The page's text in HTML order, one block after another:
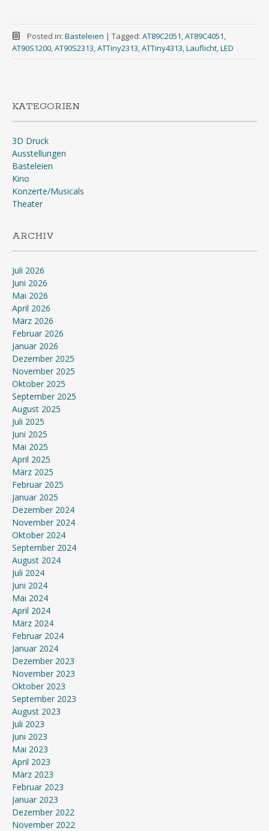
Posted in: Basteleien | Tagged: AT89C2051,AT89C4051,
AT90S1200,AT90S2313,ATTiny2313,ATTiny4313,Lauflicht,LED
KATEGORIEN
3D Druck
Ausstellungen
Basteleien
Kino
Konzerte/Musicals
Theater
ARCHIV
Juli 2026
Juni 2026
Mai 2026
April 2026
März 2026
Februar 2026
Januar 2026
Dezember 2025
November 2025
Oktober 2025
September 2025
August 2025
Juli 2025
Juni 2025
Mai 2025
April 2025
März 2025
Februar 2025
Januar 2025
Dezember 2024
November 2024
Oktober 2024
September 2024
August 2024
Juli 2024
Juni 2024
Mai 2024
April 2024
März 2024
Februar 2024
Januar 2024
Dezember 2023
November 2023
Oktober 2023
September 2023
August 2023
Juli 2023
Juni 2023
Mai 2023
April 2023
März 2023
Februar 2023
Januar 2023
Dezember 2022
November 2022